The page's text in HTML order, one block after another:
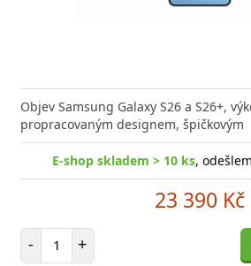
Objev Samsung Galaxy S26 a S26+,
propracovaným designem, špičkovým
E-shop skladem > 10 ks,
23 390 Kč
- Počet položek
+